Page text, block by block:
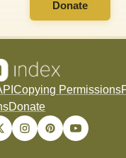
Donate
Copying Permissions
Donate